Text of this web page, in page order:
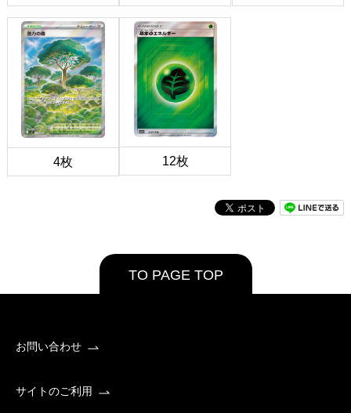
4枚 12枚
TO PAGE TOP
お問い合わせ
サイトのご利用